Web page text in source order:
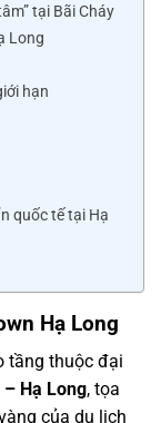
tại Bãi Cháy
Long
hạn
quốc tế tại Hạ
Hạ Long
tầng thuộc đại
– Hạ Long, tọa
của du lịch